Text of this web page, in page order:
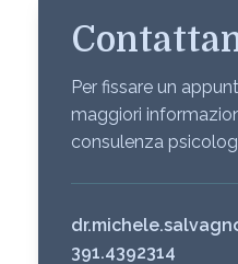
Per fissare un
maggiori
consulenza
391.4392314